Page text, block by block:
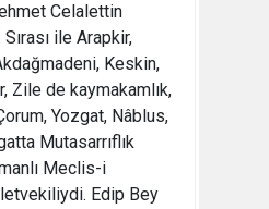
Celalettin
ile Arapkir,
Keskin,
Zile de kaymakamlık,
Yozgat, Nâblus,
Mutasarrıflık
Meclis-i
Edip Bey